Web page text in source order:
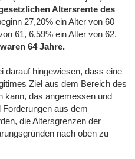
Altersrente des
27,20% ein Alter von 60
61, 6,59% ein Alter von 62,
64 Jahre.
darauf hingewiesen, dass eine
Ziel aus dem Bereich des
kann, das angemessen und
aus dem
die Altersgrenzen der
nach oben zu